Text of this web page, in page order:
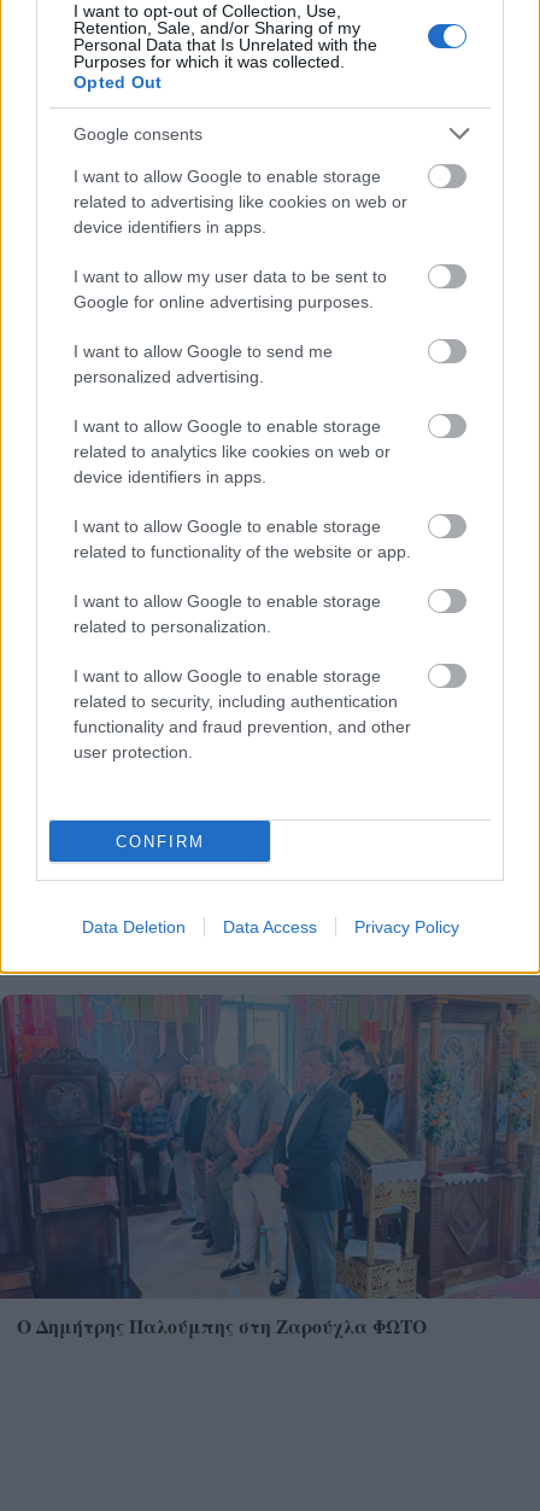
I want to opt-out of Collection, Use,
Retention, Sale, and/or Sharing of my
Personal Data that Is Unrelated with the
Purposes for which it was collected.
Opted Out
Google consents
I want to allow Google to enable storage
related to advertising like cookies on web or
device identifiers in apps.
I want to allow my user data to be sent to
Google for online advertising purposes.
I want to allow Google to send me
personalized advertising.
I want to allow Google to enable storage
related to analytics like cookies on web or
device identifiers in apps.
I want to allow Google to enable storage
related to functionality of the website or app.
I want to allow Google to enable storage
related to personalization.
I want to allow Google to enable storage
related to security, including authentication
functionality and fraud prevention, and other
user protection.
CONFIRM
Data Deletion Data Access Privacy Policy
Εκατομμύρια οδηγοί «εγκαταλείπουν» το Google Maps
για αυτή την εφαρμογή: Δεν έχει διαφημίσεις και δεν
θέλει ίντερνετ
Δεν ανοίγει η μπάρα στα διόδια με το e-pass ενώ έχει
χρήματα «μέσα»;
Η Google ΑΙ ο Hassabis και η δήλωση για την θεραπεία
Ο Δημήτρης Παλούμπης στη Ζαρούχλα ΦΩΤΟ